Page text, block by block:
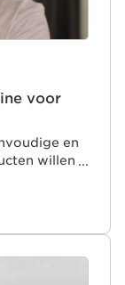
voor
en
willen
met
van tijd